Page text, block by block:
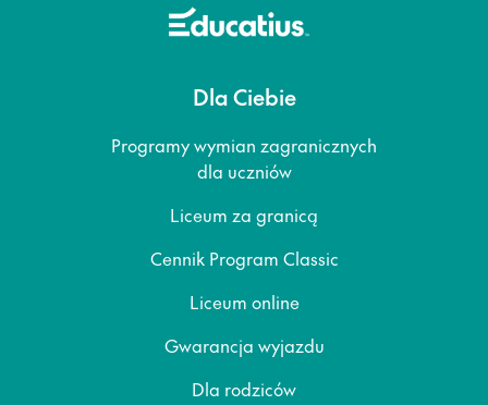
Dla Ciebie
Programy wymian zagranicznych
dla uczniów
Liceum za granicą
Cennik Program Classic
Liceum online
Gwarancja wyjazdu
Dla rodziców